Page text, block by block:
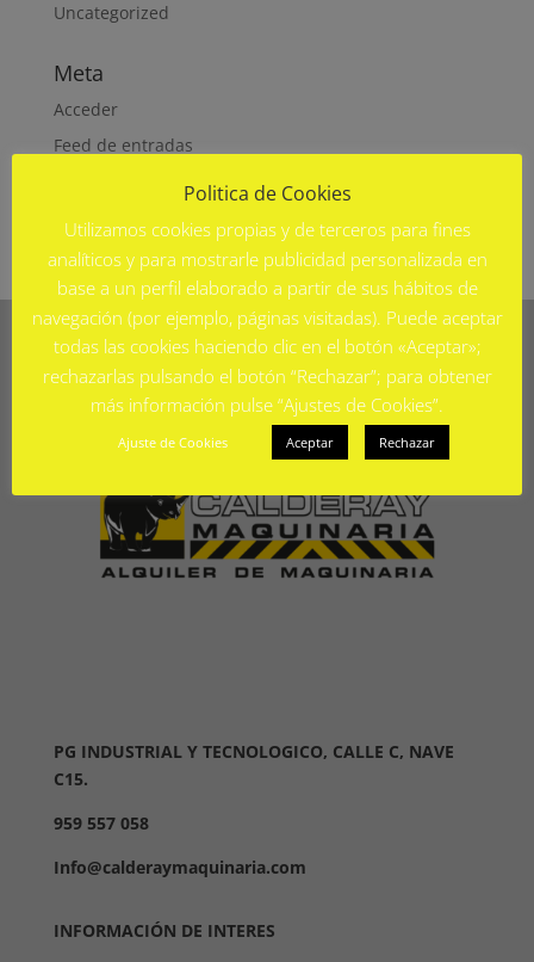
Uncategorized
Meta
Acceder
Feed de entradas
Feed de comentarios
WordPress.org
PG INDUSTRIAL Y TECNOLOGICO, CALLE C, NAVE
C15.
959 557 058
Info@calderaymaquinaria.com
INFORMACIÓN DE INTERES
Politica de Cookies
Utilizamos cookies propias y de terceros para fines
analíticos y para mostrarle publicidad personalizada en
base a un perfil elaborado a partir de sus hábitos de
navegación (por ejemplo, páginas visitadas). Puede aceptar
todas las cookies haciendo clic en el botón «Aceptar»;
rechazarlas pulsando el botón “Rechazar”; para obtener
más información pulse “Ajustes de Cookies”.
Ajuste de Cookies Aceptar Rechazar